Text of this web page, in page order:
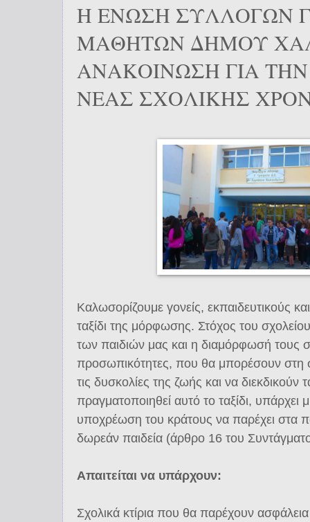
Η ΕΝΩΣΗ ΣΥΛΛΟΓΩΝ
ΜΑΘΗΤΩΝ ΔΗΜΟΥ
ΑΝΑΚΟΙΝΩΣΗ ΓΙΑ
ΝΕΑΣ ΣΧΟΛΙΚΗΣ
Καλωσορίζουμε γονείς, εκπαιδευτικούς
ταξίδι της μόρφωσης. Στόχος του
των παιδιών μας και η διαμόρφωσή τους
προσωπικότητες, που θα μπορέσουν στη
τις δυσκολίες της ζωής και να διεκδικούν
πραγματοποιηθεί αυτό το ταξίδι, υπάρχει
υποχρέωση του κράτους να παρέχει στα
δωρεάν παιδεία (άρθρο 16 του
Απαιτείται να υπάρχουν:
Σχολικά κτίρια που θα παρέχουν